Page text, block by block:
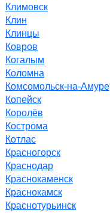
Климовск
Клин
Клинцы
Ковров
Когалым
Коломна
Комсомольск-на-Амуре
Копейск
Королёв
Кострома
Котлас
Красногорск
Краснодар
Краснокаменск
Краснокамск
Краснотурьинск